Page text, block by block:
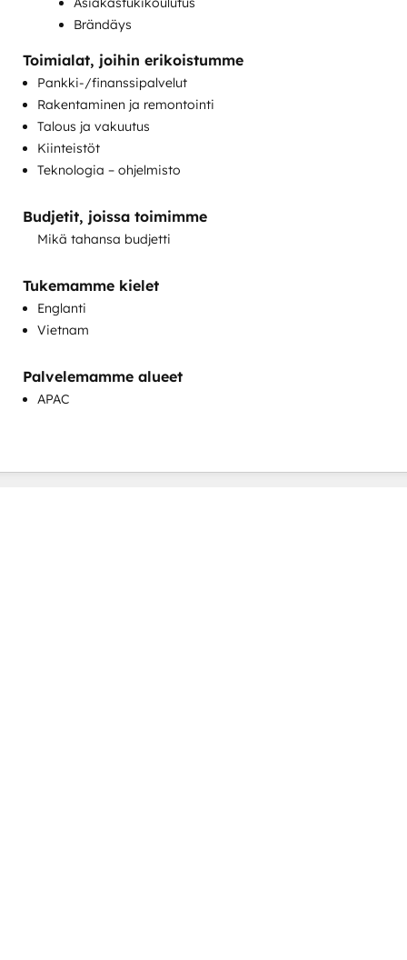
Brändäys
CRM:n siirto
Hakukoneoptimointi
HubSpot-perehdytys
Käyttötuen käyttöönotto
Keskustelumarkkinointi
Maksettu mainonta
Myynnin ja markkinoinnin linjaus
Myynnin mahdollistaminen
Sähköpostimarkkinointi
Sisällöntuotanto
Täydet inbound-markkinointipalvelut
Tilipohjainen markkinointi
Toimialat, joihin erikoistumme
Pankki-/finanssipalvelut
Rakentaminen ja remontointi
Talous ja vakuutus
Kiinteistöt
Teknologia – ohjelmisto
Budjetit, joissa toimimme
Mikä tahansa budjetti
Tukemamme kielet
Englanti
Vietnam
Palvelemamme alueet
APAC